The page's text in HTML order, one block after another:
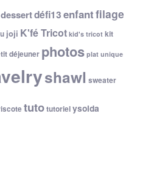
dessertdéfi13enfantfilage
joji K'fé Tricot kid's tricot kit
déjeuner photos plat unique
shawl sweater
tutotutorielysolda